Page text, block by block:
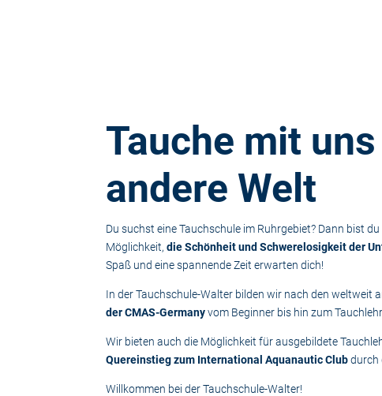
Tauche mit uns
andere Welt
Du suchst eine Tauchschule im Ruhrgebiet? Dann bist
Möglichkeit,die Schönheit und Schwerelosigkeit der
Spaß und eine spannende Zeit erwarten dich!
In der Tauchschule-Walter bilden wir nach den weltweit
der CMAS-Germanyvom Beginner bis hin zum
Wir bieten auch die Möglichkeit für ausgebildete
Quereinstieg zum International Aquanautic Clubdurch
Willkommen bei der Tauchschule-Walter!